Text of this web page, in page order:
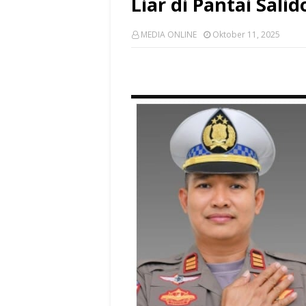
MEDIA ONLINE Oktober 11, 2025